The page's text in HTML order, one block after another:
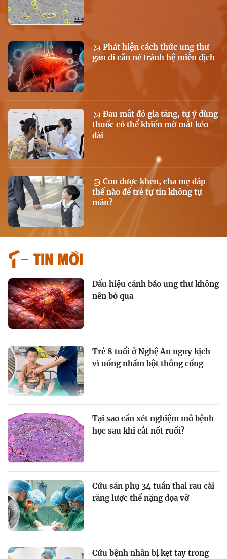
Phát hiện cách thức ung thư
gan di căn né tránh hệ miễn dịch
Đau mắt đỏ gia tăng, tự ý dùng
thuốc có thể khiến mờ mắt kéo
dài
Con được khen, cha mẹ đáp
thế nào để trẻ tự tin không tự
mãn?
Tin mới
Dấu hiệu cảnh báo ung thư không
nên bỏ qua
Trẻ 8 tuổi ở Nghệ An nguy kịch
vì uống nhầm bột thông cống
Tại sao cần xét nghiệm mô bệnh
học sau khi cắt nốt ruồi?
Cứu sản phụ 34 tuần thai rau cài
răng lược thể nặng dọa vỡ
Cứu bệnh nhân bị kẹt tay trong